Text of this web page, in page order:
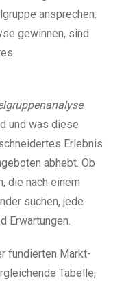
ansprechen.
gewinnen, sind
.
und was diese
Erlebnis
abhebt. Ob
die nach einem
suchen, jede
Erwartungen.
fundierten Markt-
Tabelle,